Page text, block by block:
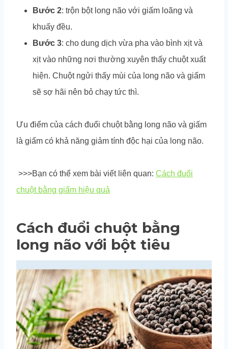
Bước 2: trộn bột long não với giấm loãng và
khuấy đều.
Bước 3: cho dung dịch vừa pha vào bình xịt và
xịt vào những nơi thường xuyên thấy chuột xuất
hiện. Chuột ngửi thấy mùi của long não và giấm
sẽ sợ hãi nên bỏ chạy tức thì.
Ưu điểm của cách đuổi chuột bằng long não và giấm
là giấm có khả năng giảm tính độc hại của long não.
>>>Bạn có thể xem bài viết liên quan: Cách đuổi
chuột bằng giấm hiệu quả
Cách đuổi chuột bằng
long não với bột tiêu